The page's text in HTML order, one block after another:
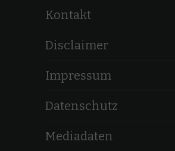
Kontakt
Disclaimer
Impressum
Datenschutz
Mediadaten